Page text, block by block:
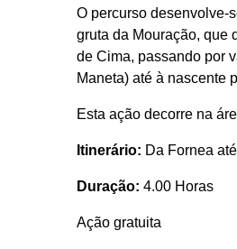
O percurso desenvolve-
gruta da Mouração, que
de Cima, passando por
Maneta) até à nascente
Esta ação decorre na
Itinerário: Da Fornea
Duração: 4.00 Horas
Ação gratuita